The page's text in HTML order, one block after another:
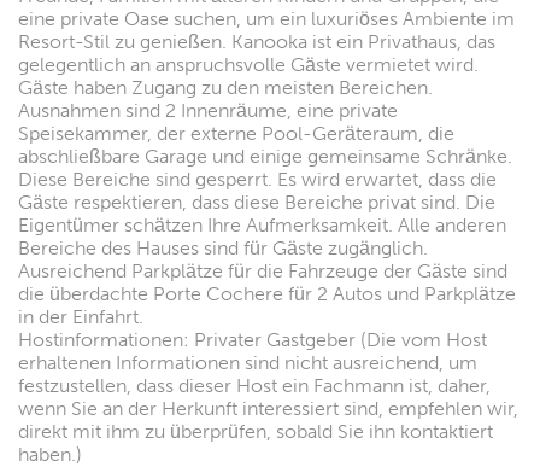
eine private Oase suchen, um ein luxuriöses Ambiente im
Resort-Stil zu genießen. Kanooka ist ein Privathaus, das
gelegentlich an anspruchsvolle Gäste vermietet wird.
Gäste haben Zugang zu den meisten Bereichen.
Ausnahmen sind 2 Innenräume, eine private
Speisekammer, der externe Pool-Geräteraum, die
abschließbare Garage und einige gemeinsame Schränke.
Diese Bereiche sind gesperrt. Es wird erwartet, dass die
Gäste respektieren, dass diese Bereiche privat sind. Die
Eigentümer schätzen Ihre Aufmerksamkeit. Alle anderen
Bereiche des Hauses sind für Gäste zugänglich.
Ausreichend Parkplätze für die Fahrzeuge der Gäste sind
die überdachte Porte Cochere für 2 Autos und Parkplätze
in der Einfahrt.
Hostinformationen: Privater Gastgeber (Die vom Host
erhaltenen Informationen sind nicht ausreichend, um
festzustellen, dass dieser Host ein Fachmann ist, daher,
wenn Sie an der Herkunft interessiert sind, empfehlen wir,
direkt mit ihm zu überprüfen, sobald Sie ihn kontaktiert
haben.)